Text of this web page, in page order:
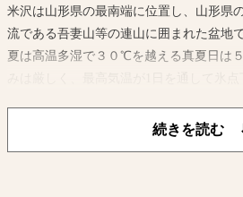
米沢は山形県の最南端に位置し、山形県
流である吾妻山等の連山に囲まれた盆地で
夏は高温多湿で３０℃を越える真夏日は
また、平年の最高積雪深が約100cmに達